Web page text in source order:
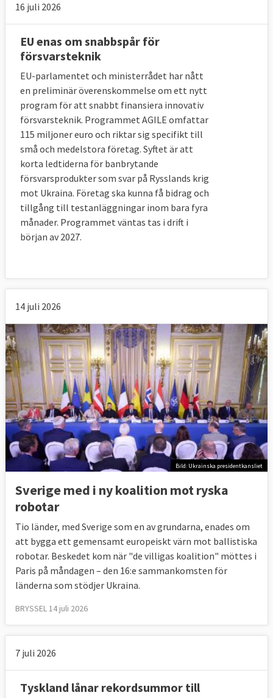
minskat de senaste åren, medan länder som
Kina, Ryssland och Saudiarabien har byggt
ut sina försvarssektorer USA satsade mer
än dubbelt så mycket som EU-ländernas
totala försvarsutgifter under 2015.
16 juli 2026
EU enas om snabbspår för
försvarsteknik
EU-parlamentet och ministerrådet har nått
en preliminär överenskommelse om ett nytt
program för att snabbt finansiera innovativ
försvarsteknik. Programmet AGILE omfattar
115 miljoner euro och riktar sig specifikt till
små och medelstora företag. Syftet är att
korta ledtiderna för banbrytande
försvarsprodukter som svar på Rysslands krig
mot Ukraina. Företag ska kunna få bidrag och
tillgång till testanläggningar inom bara fyra
månader. Programmet väntas tas i drift i
början av 2027.
14 juli 2026
Bild: Ukrainska presidentkansliet
Sverige med i ny koalition mot ryska
robotar
Tio länder, med Sverige som en av grundarna, enades om
att bygga ett gemensamt europeiskt värn mot ballistiska
robotar. Beskedet kom när "de villigas koalition" möttes i
Paris på måndagen – den 16:e sammankomsten för
länderna som stödjer Ukraina.
BRYSSEL 14 juli 2026
7 juli 2026
Tyskland lånar rekordsummor till